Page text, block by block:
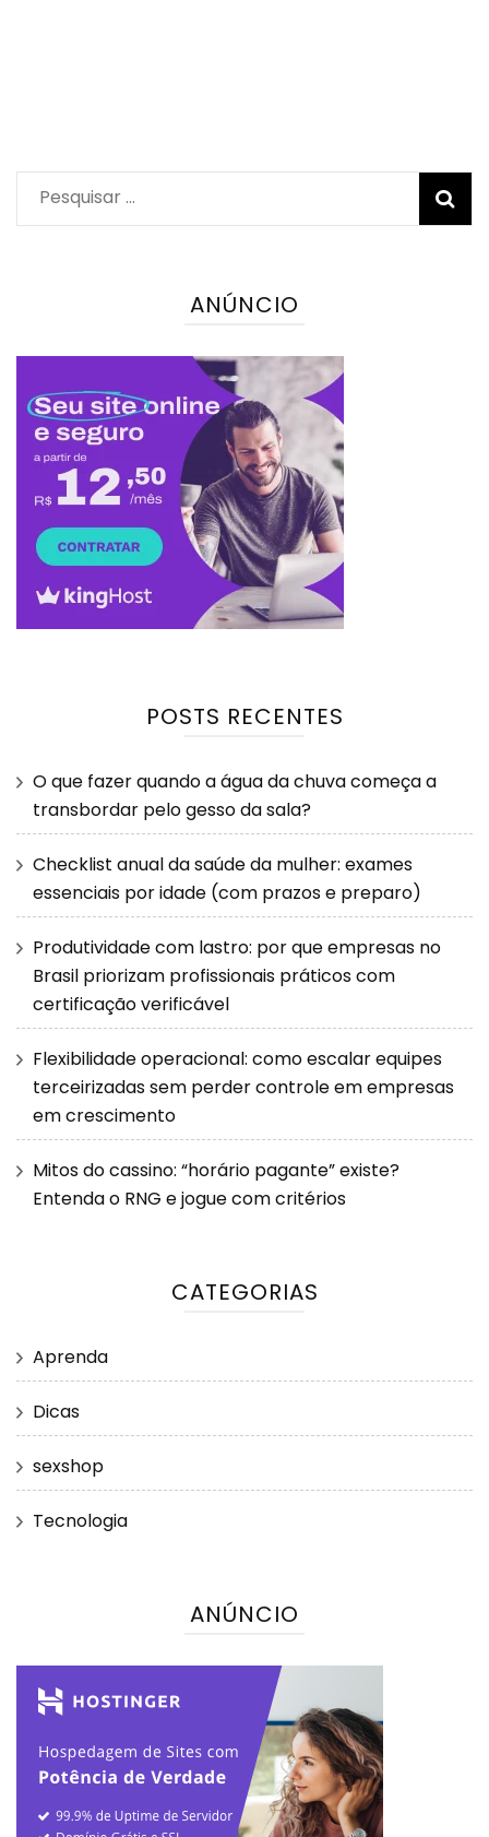
Pesquisar
por:
ANÚNCIO
POSTS RECENTES
O que fazer quando a água da chuva começa a
transbordar pelo gesso da sala?
Checklist anual da saúde da mulher: exames
essenciais por idade (com prazos e preparo)
Produtividade com lastro: por que empresas no
Brasil priorizam profissionais práticos com
certificação verificável
Flexibilidade operacional: como escalar equipes
terceirizadas sem perder controle em empresas
em crescimento
Mitos do cassino: “horário pagante” existe?
Entenda o RNG e jogue com critérios
CATEGORIAS
Aprenda
Dicas
sexshop
Tecnologia
ANÚNCIO